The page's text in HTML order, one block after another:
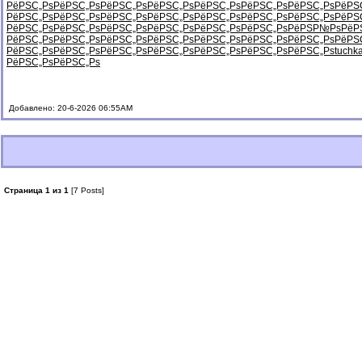
РёРЅС„РѕРёРЅС„РѕРёРЅС„РѕРёРЅС„РѕРёРЅС„РѕРёРЅС„РѕРёРЅС„Рѕ
РёРЅС„РѕРёРЅС„РѕРёРЅС„РѕРёРЅС„РѕРёРЅС„РѕРёРЅС„РѕРёРЅС„Рѕ
РёРЅС„РѕРёРЅС„РѕРёРЅС„РѕРёРЅС„РѕРёРЅС„РѕРёРЅС„РѕРёРЅР№Рѕ
РёРЅС„РѕРёРЅС„РѕРёРЅС„РѕРёРЅС„РѕРёРЅС„РѕРёРЅС„РѕРёРЅС„Рѕ
РёРЅС„РѕРёРЅС„РѕРёРЅС„РѕРёРЅС„РѕРёРЅС„РѕРёРЅС„РѕРёРЅС„Рѕ
РёРЅС„РѕРёРЅС„Рѕ
Добавлено: 20-6-2026 06:55AM
Страница 1 из 1 [7 Posts]